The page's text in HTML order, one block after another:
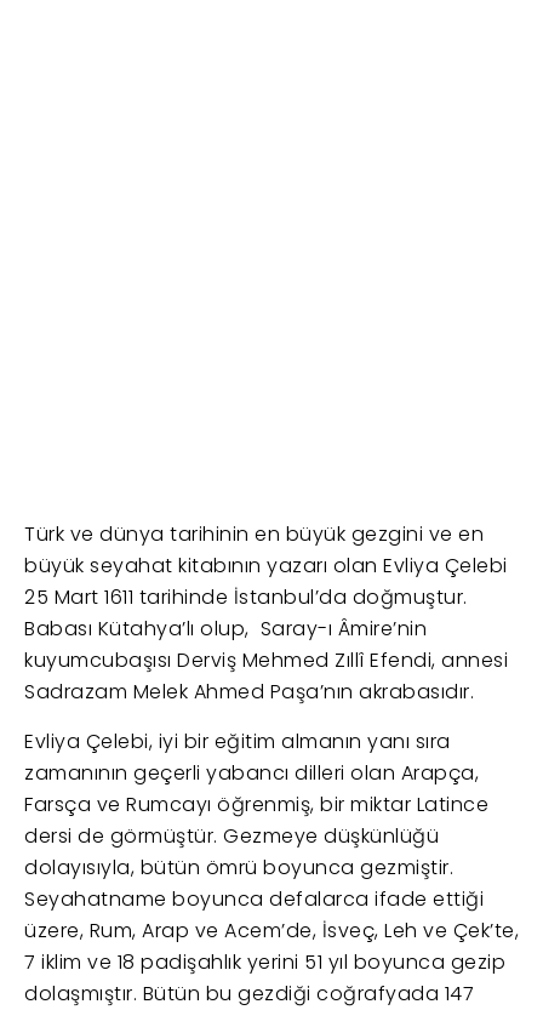
Türk ve dünya tarihinin en büyük gezgini ve en
büyük seyahat kitabının yazarı olan Evliya Çelebi
25 Mart 1611 tarihinde İstanbul’da doğmuştur.
Babası Kütahya’lı olup, Saray-ı Âmire’nin
kuyumcubaşısı Derviş Mehmed Zıllî Efendi, annesi
Sadrazam Melek Ahmed Paşa’nın akrabasıdır.
Evliya Çelebi, iyi bir eğitim almanın yanı sıra
zamanının geçerli yabancı dilleri olan Arapça,
Farsça ve Rumcayı öğrenmiş, bir miktar Latince
dersi de görmüştür. Gezmeye düşkünlüğü
dolayısıyla, bütün ömrü boyunca gezmiştir.
Seyahatname boyunca defalarca ifade ettiği
üzere, Rum, Arap ve Acem’de, İsveç, Leh ve Çek’te,
7 iklim ve 18 padişahlık yerini 51 yıl boyunca gezip
dolaşmıştır. Bütün bu gezdiği coğrafyada 147